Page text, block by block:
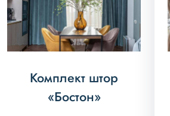
Комплект штор
«Бостон»